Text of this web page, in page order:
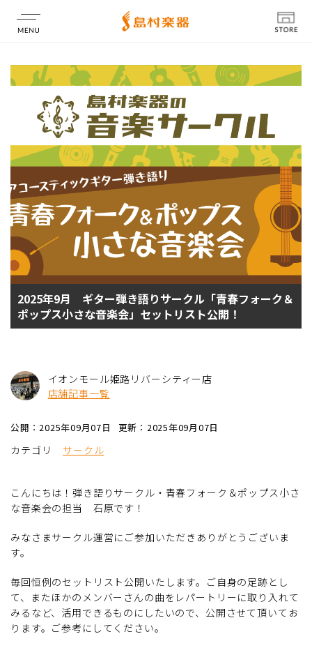
店舗情報
2025年9月 ギター弾き語りサークル「青春フォーク＆
ポップス小さな音楽会」セットリスト公開！
イオンモール姫路リバーシティー店
店舗記事一覧
公開：2025年09月07日 更新：2025年09月07日
カテゴリ サークル
こんにちは！弾き語りサークル・青春フォーク＆ポップス小さ
な音楽会の担当 石原です！
みなさまサークル運営にご参加いただきありがとうございま
す。
毎回恒例のセットリスト公開いたします。ご自身の足跡とし
て、またほかのメンバーさんの曲をレパートリーに取り入れて
みるなど、活用できるものにしたいので、公開させて頂いてお
ります。ご参考にしてください。